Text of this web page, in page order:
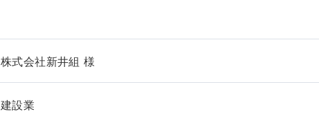
株式会社新井組 様
建設業